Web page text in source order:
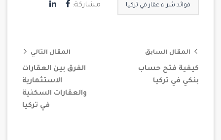
فوائد شراء عقار في تركيا مشاركة:
المقال السابق
كيفية فتح حساب
بنكي في تركيا
المقال التالي
الفرق بين العقارات
الاستثمارية
والعقارات السكنية
في تركيا